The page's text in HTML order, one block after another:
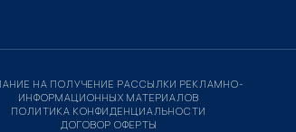
НА ПОЛУЧЕНИЕ РАССЫЛКИ РЕКЛАМНО-
ИНФОРМАЦИОННЫХ МАТЕРИАЛОВ
ПОЛИТИКА КОНФИДЕНЦИАЛЬНОСТИ
ДОГОВОР ОФЕРТЫ